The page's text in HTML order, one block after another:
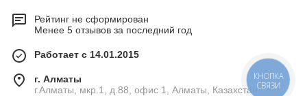
Рейтинг не сформирован
Менее 5 отзывов за последний год
Работает с 14.01.2015
г. Алматы
г.Алматы, мкр.1, д.88, офис 1, Алматы, Казахстан
КНОПКА
СВЯЗИ